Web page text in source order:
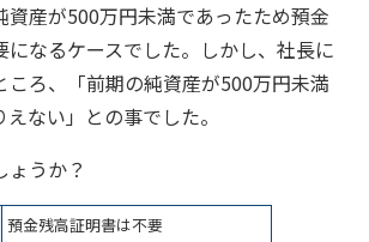
資産が500万円未満であったため預金
になるケースでした。しかし、社長に
ころ、「前期の純資産が500万円未満
ない」との事でした。
ょうか？
預金残高証明書は不要